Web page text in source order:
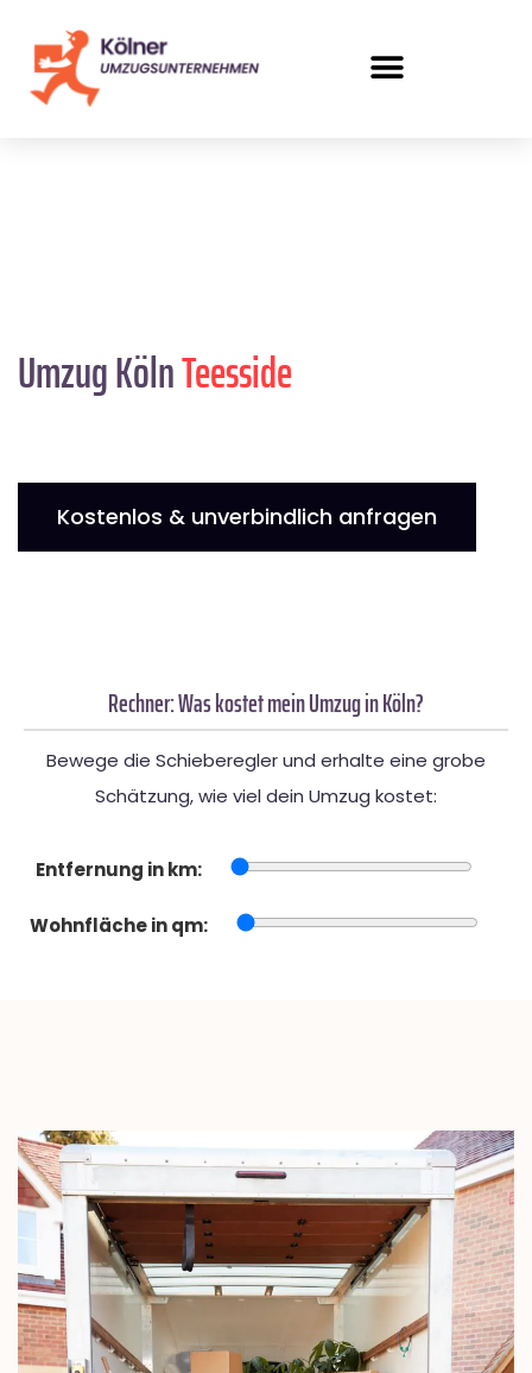
Umzug KölnTeesside
Kostenlos & unverbindlich anfragen
Rechner: Was kostet mein Umzug in Köln?
Bewege die Schieberegler und erhalte eine grobe
Schätzung, wie viel dein Umzug kostet:
Entfernung in km:
Wohnfläche in qm: